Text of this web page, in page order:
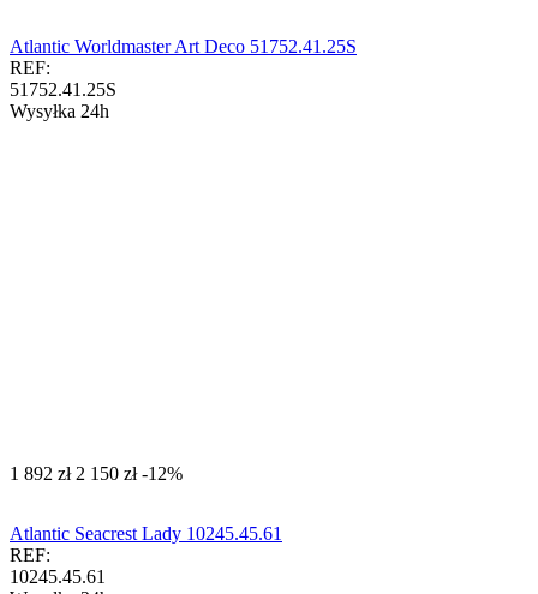
Atlantic Worldmaster Art Deco 51752.41.25S
REF:
51752.41.25S
Wysyłka 24h
‍1 892‍ zł ‍2 150‍ zł -12%
Atlantic Seacrest Lady 10245.45.61
REF:
10245.45.61